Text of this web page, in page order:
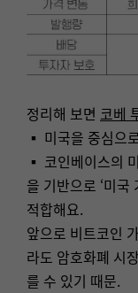
정리해 보면 코베
▪ 미국을 중심으
▪ 코인베이스의
을 기반으로 ‘미국
적합해요.
앞으로 비트코인
라도 암호화폐 시
를 수 있기 때문.